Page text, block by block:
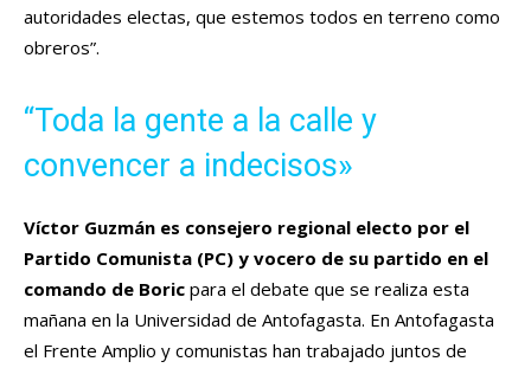
autoridades electas, que estemos todos en terreno como
obreros”.
“Toda la gente a la calle y
convencer a indecisos»
Víctor Guzmán es consejero regional electo por el
Partido Comunista (PC) y vocero de su partido en el
comando de Boric para el debate que se realiza esta
mañana en la Universidad de Antofagasta. En Antofagasta
el Frente Amplio y comunistas han trabajado juntos de